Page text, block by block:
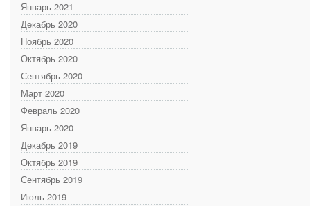
Январь 2021
Декабрь 2020
Ноябрь 2020
Октябрь 2020
Сентябрь 2020
Март 2020
Февраль 2020
Январь 2020
Декабрь 2019
Октябрь 2019
Сентябрь 2019
Июль 2019